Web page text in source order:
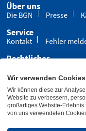
Über uns
Die BGN Presse
Service
Kontakt Fehler
Rechtliches
Barrierefreiheit
Übersicht Leichte
Letzte Aktualisierung
Wir verwenden Cookies
Wir können diese zur
Website zu verbessern,
großartiges Website-
von uns verwendeten